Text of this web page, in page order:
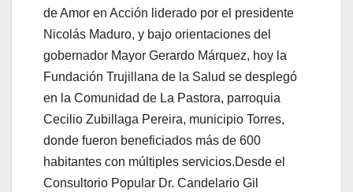
de Amor en Acción liderado por el presidente
Nicolás Maduro, y bajo orientaciones del
gobernador Mayor Gerardo Márquez, hoy la
Fundación Trujillana de la Salud se desplegó
en la Comunidad de La Pastora, parroquia
Cecilio Zubillaga Pereira, municipio Torres,
donde fueron beneficiados más de 600
habitantes con múltiples servicios.Desde el
Consultorio Popular Dr. Candelario Gil